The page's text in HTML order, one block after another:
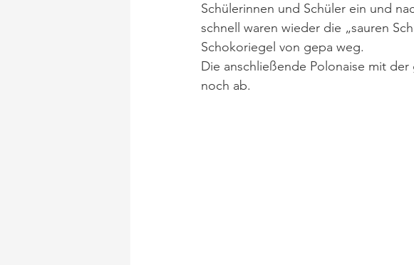
Schülerinnen und Schüler ein und
schnell waren wieder die „sauren
Schokoriegel von gepa weg.
Die anschließende Polonaise mit
noch ab.